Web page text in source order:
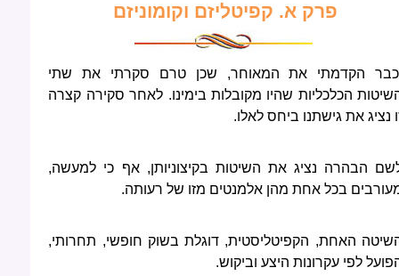
פרק א. קפיטליזם וקומוניזם
הקדמתי את המאוחר, שכן טרם סקרתי את שתי
הכלכליות שהיו מקובלות בימינו. לאחר סקירה קצרה
נציג את גישתנו ביחס לאלו.
הבהרה נציג את השיטות בקיצוניותן, אף כי למעשה,
בכל אחת מהן אלמנטים מזו של רעותה.
האחת, הקפיטליסטית, דוגלת בשוק חופשי, תחרותי,
לפי עקרונות היצע וביקוש.